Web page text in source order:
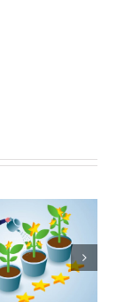
Eine
Faschingsinspiration